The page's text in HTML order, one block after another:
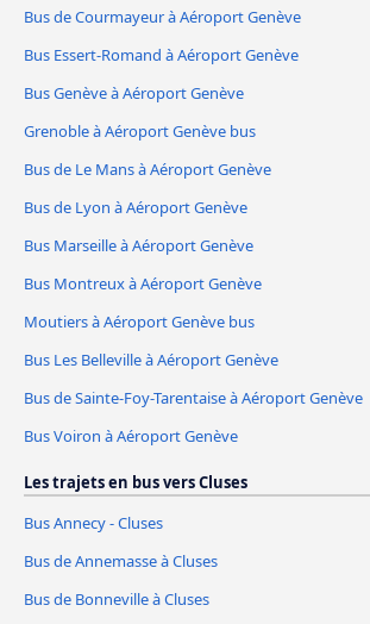
Bus de Courmayeur à Aéroport Genève
Bus Essert-Romand à Aéroport Genève
Bus Genève à Aéroport Genève
Grenoble à Aéroport Genève bus
Bus de Le Mans à Aéroport Genève
Bus de Lyon à Aéroport Genève
Bus Marseille à Aéroport Genève
Bus Montreux à Aéroport Genève
Moutiers à Aéroport Genève bus
Bus Les Belleville à Aéroport Genève
Bus de Sainte-Foy-Tarentaise à Aéroport Genève
Bus Voiron à Aéroport Genève
Les trajets en bus vers Cluses
Bus Annecy - Cluses
Bus de Annemasse à Cluses
Bus de Bonneville à Cluses